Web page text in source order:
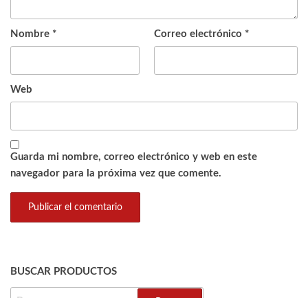
Nombre * Correo electrónico *
Web
Guarda mi nombre, correo electrónico y web en este
navegador para la próxima vez que comente.
BUSCAR PRODUCTOS
BUSCAR: